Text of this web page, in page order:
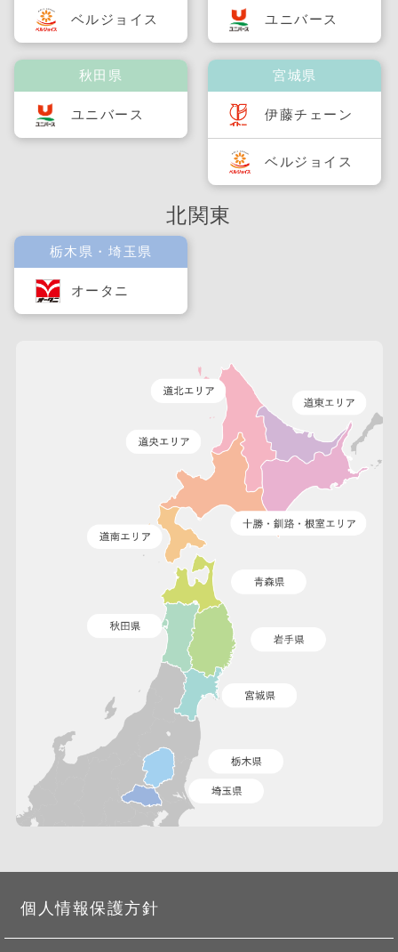
ベルジョイス
秋田県
ユニバース
ユニバース
宮城県
伊藤チェーン
ベルジョイス
北関東
栃木県・埼玉県
オータニ
個人情報保護方針